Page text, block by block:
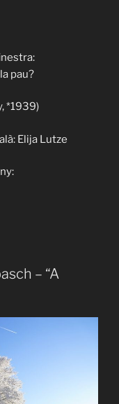
pau?
*1939)
Elija Lutze
– “A